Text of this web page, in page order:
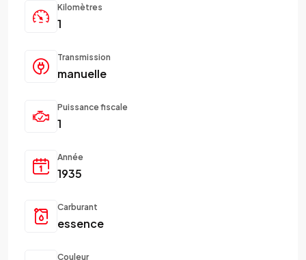
Kilomètres
1
Transmission
manuelle
Puissance fiscale
1
Année
1935
Carburant
essence
Couleur